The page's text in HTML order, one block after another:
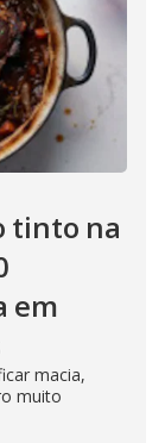
tinto na
em
macia,
muito